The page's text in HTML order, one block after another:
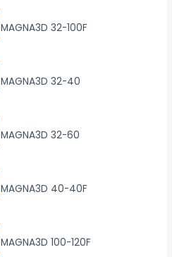
MAGNA3D 32-100F
MAGNA3D 32-40
MAGNA3D 32-60
MAGNA3D 40-40F
MAGNA3D 100-120F